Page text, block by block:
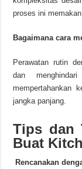
proses ini
Bagaimana cara
Perawatan rutin
dan
mempertahankan
jangka panjang.
Tips dan
Buat
Rencanakan